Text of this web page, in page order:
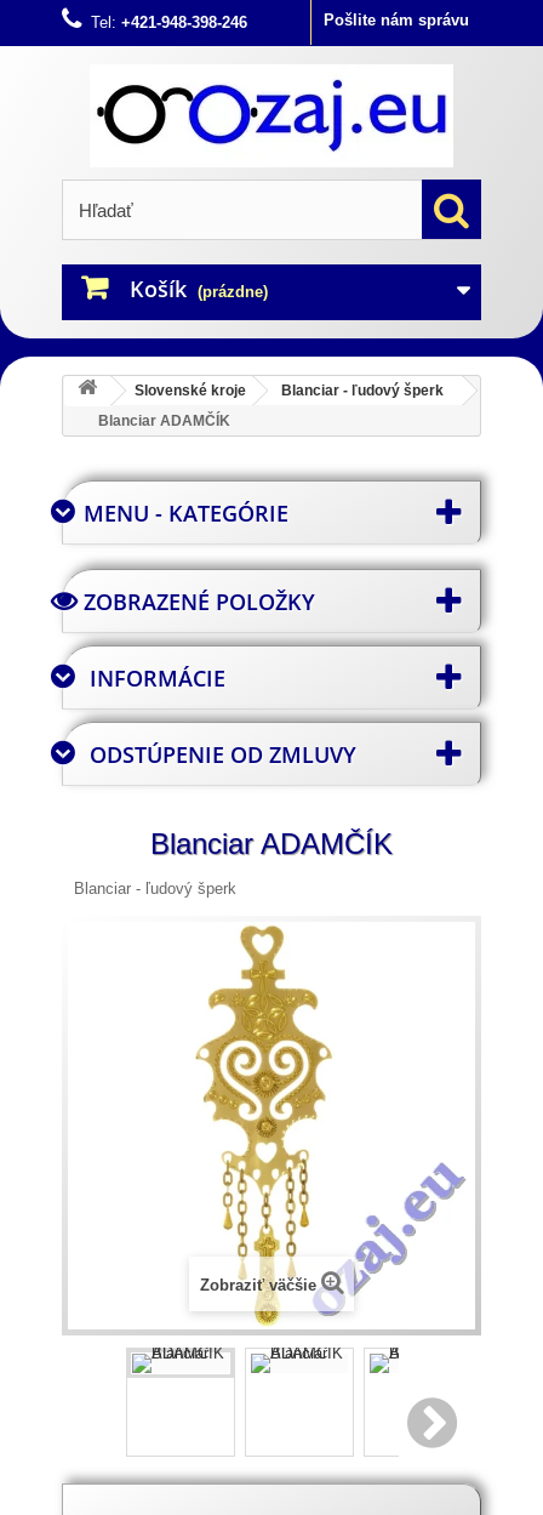
Pošlite nám správu
Tel: +421-948-398-246
Košík (prázdne)
Slovenské kroje
Blanciar - ľudový šperk
Blanciar ADAMČÍK
MENU - KATEGÓRIE
ZOBRAZENÉ POLOŽKY
INFORMÁCIE
ODSTÚPENIE OD ZMLUVY
Blanciar ADAMČÍK
Blanciar - ľudový šperk
Zobraziť väčšie